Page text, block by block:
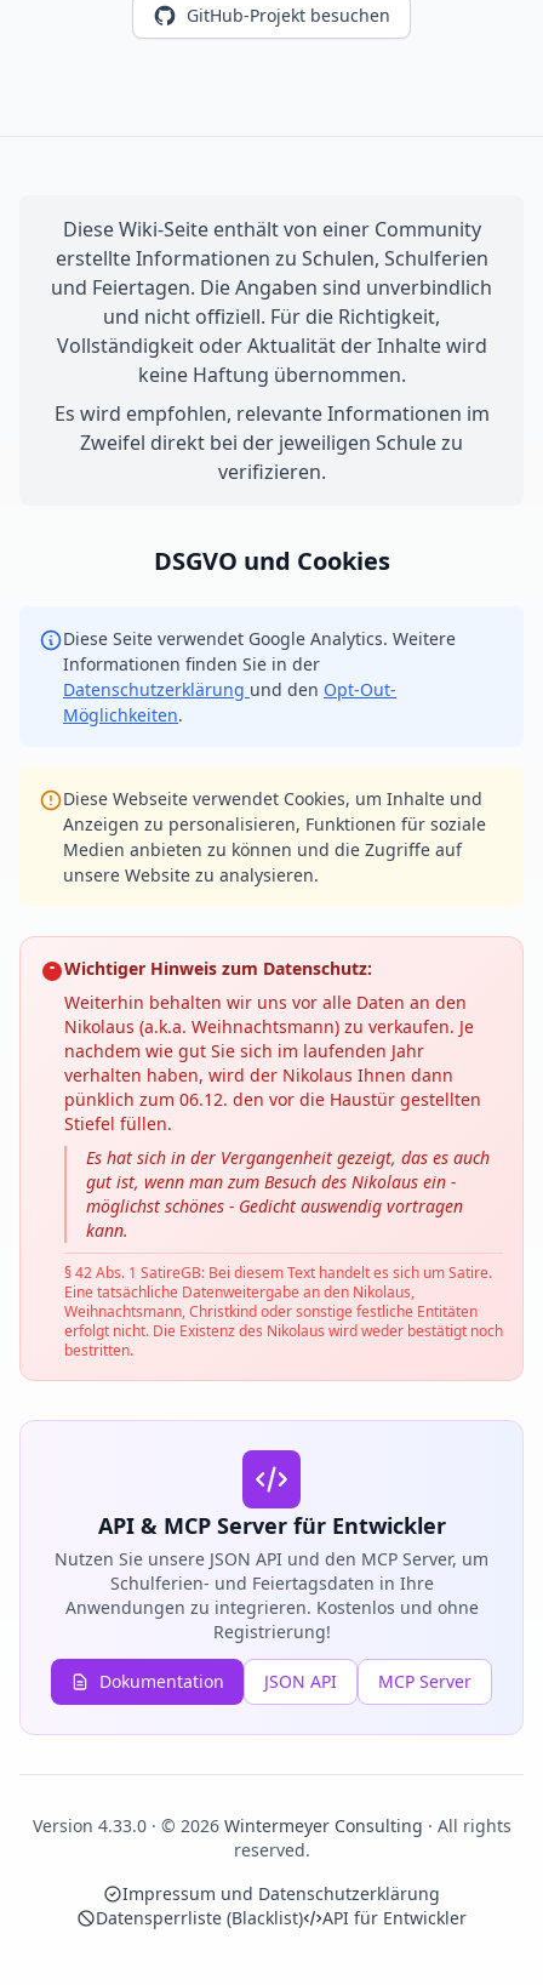
GitHub-Projekt besuchen
Diese Wiki-Seite enthält von einer Community
erstellte Informationen zu Schulen, Schulferien
und Feiertagen. Die Angaben sind unverbindlich
und nicht offiziell. Für die Richtigkeit,
Vollständigkeit oder Aktualität der Inhalte wird
keine Haftung übernommen.
Es wird empfohlen, relevante Informationen im
Zweifel direkt bei der jeweiligen Schule zu
verifizieren.
DSGVO und Cookies
Diese Seite verwendet Google Analytics. Weitere
Informationen finden Sie in der
Datenschutzerklärung und den Opt-Out-
Möglichkeiten.
Diese Webseite verwendet Cookies, um Inhalte und
Anzeigen zu personalisieren, Funktionen für soziale
Medien anbieten zu können und die Zugriffe auf
unsere Website zu analysieren.
Wichtiger Hinweis zum Datenschutz:
Weiterhin behalten wir uns vor alle Daten an den
Nikolaus (a.k.a. Weihnachtsmann) zu verkaufen. Je
nachdem wie gut Sie sich im laufenden Jahr
verhalten haben, wird der Nikolaus Ihnen dann
pünklich zum 06.12. den vor die Haustür gestellten
Stiefel füllen.
Es hat sich in der Vergangenheit gezeigt, das es auch
gut ist, wenn man zum Besuch des Nikolaus ein -
möglichst schönes - Gedicht auswendig vortragen
kann.
§ 42 Abs. 1 SatireGB: Bei diesem Text handelt es sich um Satire.
Eine tatsächliche Datenweitergabe an den Nikolaus,
Weihnachtsmann, Christkind oder sonstige festliche Entitäten
erfolgt nicht. Die Existenz des Nikolaus wird weder bestätigt noch
bestritten.
API & MCP Server für Entwickler
Nutzen Sie unsere JSON API und den MCP Server, um
Schulferien- und Feiertagsdaten in Ihre
Anwendungen zu integrieren. Kostenlos und ohne
Registrierung!
Dokumentation JSON API MCP Server
Version 4.33.0 · © 2026 Wintermeyer Consulting · All rights
reserved.
Impressum und Datenschutzerklärung
Datensperrliste (Blacklist)
API für Entwickler